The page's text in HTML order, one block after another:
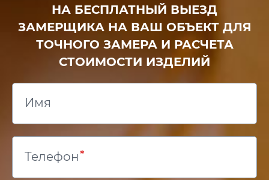
НА БЕСПЛАТНЫЙ ВЫЕЗД
ЗАМЕРЩИКА НА ВАШ ОБЪЕКТ ДЛЯ
ТОЧНОГО ЗАМЕРА И РАСЧЕТА
СТОИМОСТИ ИЗДЕЛИЙ
Имя
Телефон